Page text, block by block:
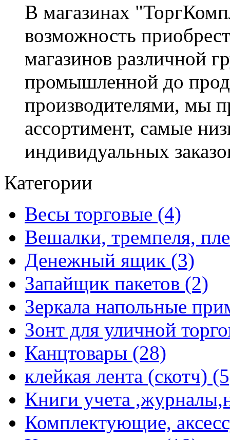
В магазинах
возможность
магазинов различной
промышленной до
производителями, мы
ассортимент, самые
индивидуальных
Категории
Весы торговые (4)
Вешалки, тремпеля,
Денежный ящик (3)
Запайщик пакетов (2)
Зеркала напольные
Зонт для уличной
Канцтовары (28)
клейкая лента (скотч)
Книги учета
Комплектующие,